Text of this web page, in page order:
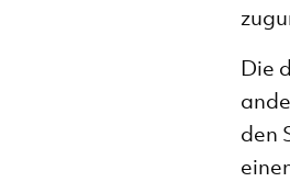
Die
den